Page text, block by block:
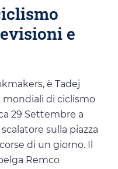
e
è Tadej
mondiali di ciclismo
29 Settembre a
sulla piazza
di un giorno. Il
Remco